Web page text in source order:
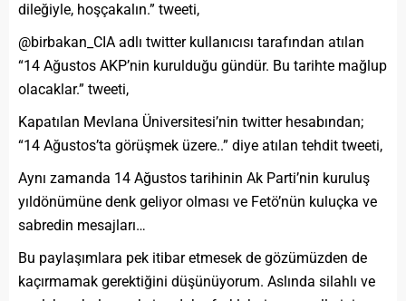
dileğiyle, hoşçakalın.” tweeti,
@birbakan_CIA adlı twitter kullanıcısı tarafından atılan
“14 Ağustos AKP’nin kurulduğu gündür. Bu tarihte mağlup
olacaklar.” tweeti,
Kapatılan Mevlana Üniversitesi’nin twitter hesabından;
“14 Ağustos’ta görüşmek üzere..” diye atılan tehdit tweeti,
Aynı zamanda 14 Ağustos tarihinin Ak Parti’nin kuruluş
yıldönümüne denk geliyor olması ve Fetö’nün kuluçka ve
sabredin mesajları…
Bu paylaşımlara pek itibar etmesek de gözümüzden de
kaçırmamak gerektiğini düşünüyorum. Aslında silahlı ve